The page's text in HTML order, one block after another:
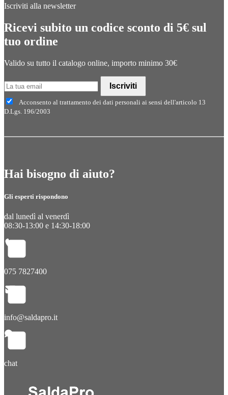
Iscriviti alla newsletter
Ricevi subito un codice sconto di 5€ sul
tuo ordine
Valido su tutto il catalogo online, importo minimo 30€
Iscriviti
Acconsento al trattamento dei dati personali ai sensi dell'articolo 13
D.Lgs. 196/2003
Hai bisogno di aiuto?
Gli esperti rispondono
dal lunedì al venerdì
08:30-13:00 e 14:30-18:00
075 7827400
info@saldapro.it
chat